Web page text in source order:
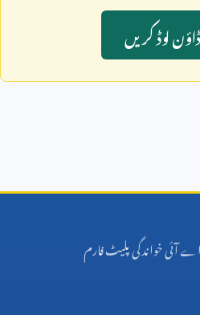
لوڈ کريں
آئی خواندگی پلیٹ فارم